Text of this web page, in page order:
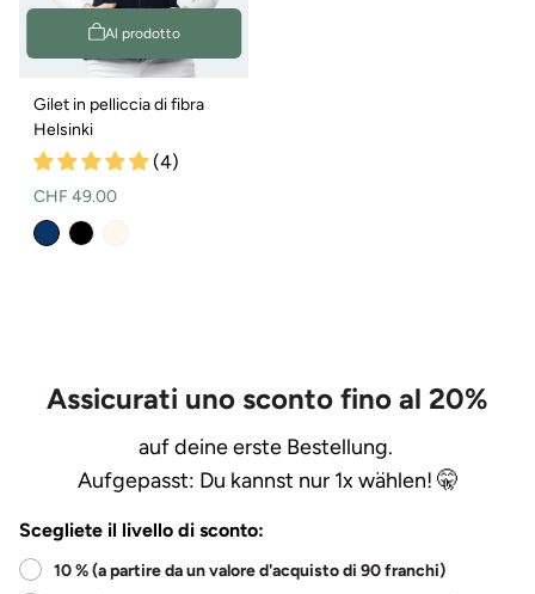
Al prodotto
Gilet in pelliccia di fibra
Helsinki
(4)
Prezzo
normale
CHF 49.00
Assicurati uno sconto fino al 20%
auf deine erste Bestellung.
Aufgepasst: Du kannst nur 1x wählen! 🤫
Scegliete il livello di sconto:
10 % (a partire da un valore d'acquisto di 90 franchi)